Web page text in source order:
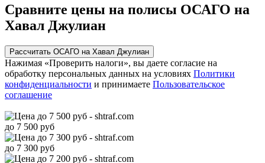
Сравните цены на полисы ОСАГО на
Хавал Джулиан
Рассчитать ОСАГО на Хавал Джулиан
Нажимая «Проверить налоги», вы даете согласие на
обработку персональных данных на условиях Политики
конфиденциальности и принимаете Пользовательское
соглашение
до 7 500 руб
до 7 300 руб